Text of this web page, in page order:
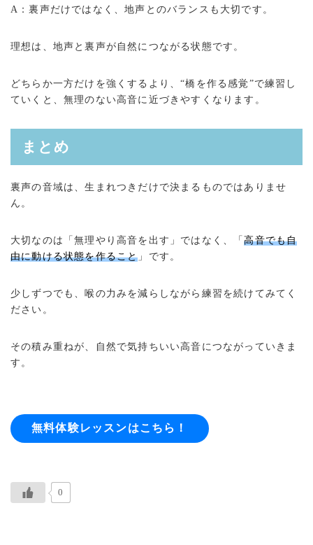
A：裏声だけではなく、地声とのバランスも大切です。
理想は、地声と裏声が自然につながる状態です。
どちらか一方だけを強くするより、“橋を作る感覚”で練習し
ていくと、無理のない高音に近づきやすくなります。
まとめ
裏声の音域は、生まれつきだけで決まるものではありませ
ん。
大切なのは「無理やり高音を出す」ではなく、「高音でも自
由に動ける状態を作ること 」です。
少しずつでも、喉の力みを減らしながら練習を続けてみてく
ださい。
その積み重ねが、自然で気持ちいい高音につながっていきま
す。
無料体験レッスンはこちら！
0